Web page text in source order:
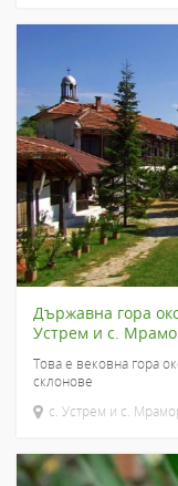
Държавна гора
Устрем и с.
Това е вековна гора
склонове
с. Устрем и с.